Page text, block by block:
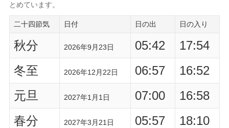
とめています。
二十四節気 日付 日の出 日の入り
秋分 2026年9月23日 05:42
17:54
冬至
2026年12月22日 06:57
16:52
元旦
2027年1月1日 07:00
16:58
春分
2027年3月21日 05:57
18:10